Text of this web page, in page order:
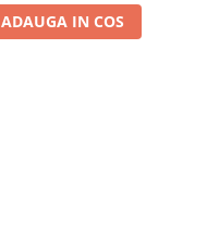
ADAUGA IN COS